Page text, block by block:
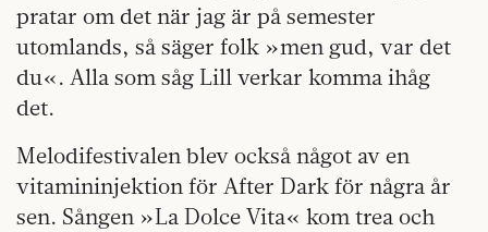
pratar om det när jag är på semester
utomlands, så säger folk »men gud, var det
du«. Alla som såg Lill verkar komma ihåg
det.
Melodifestivalen blev också något av en
vitamininjektion för After Dark för några år
sen. Sången »La Dolce Vita« kom trea och